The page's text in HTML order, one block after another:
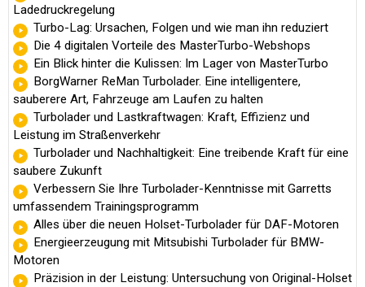
Ladedruckregelung
Turbo-Lag: Ursachen, Folgen und wie man ihn reduziert
Die 4 digitalen Vorteile des MasterTurbo-Webshops
Ein Blick hinter die Kulissen: Im Lager von MasterTurbo
BorgWarner ReMan Turbolader. Eine intelligentere,
sauberere Art, Fahrzeuge am Laufen zu halten
Turbolader und Lastkraftwagen: Kraft, Effizienz und
Leistung im Straßenverkehr
Turbolader und Nachhaltigkeit: Eine treibende Kraft für eine
saubere Zukunft
Verbessern Sie Ihre Turbolader-Kenntnisse mit Garretts
umfassendem Trainingsprogramm
Alles über die neuen Holset-Turbolader für DAF-Motoren
Energieerzeugung mit Mitsubishi Turbolader für BMW-
Motoren
Präzision in der Leistung: Untersuchung von Original-Holset